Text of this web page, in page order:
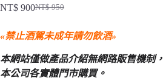
NT$950
始
價
格：
NT$ 950。
NT$ 900
前
價
格：
NT$ 900。
«禁止酒駕未成年請勿飲酒»
本網站僅做產品介紹無網路販售機制，
本公司各實體門市購買。